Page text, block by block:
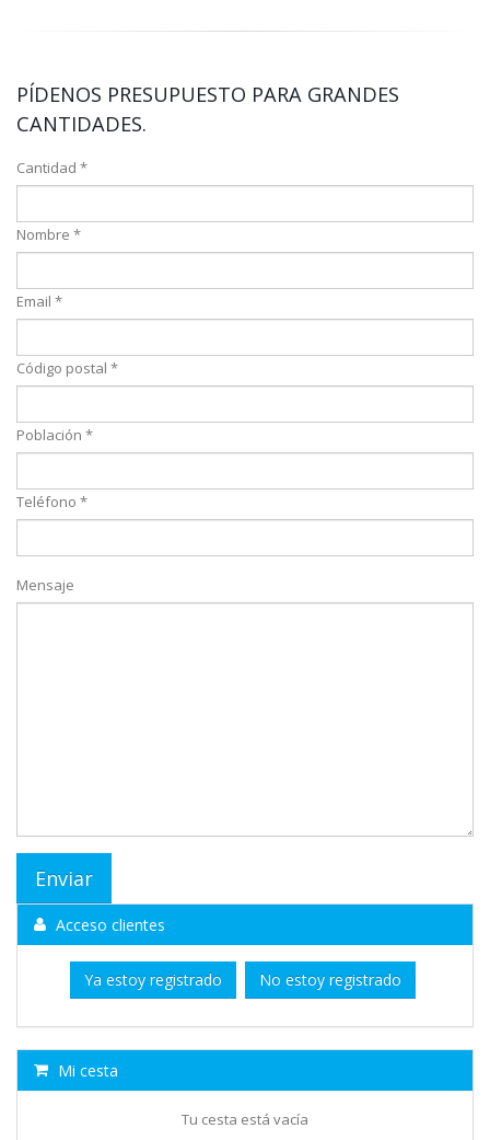
PÍDENOS PRESUPUESTO PARA GRANDES
CANTIDADES.
Cantidad *
Nombre *
Email *
Código postal *
Población *
Teléfono *
Mensaje
Acceso clientes
Ya estoy registrado No estoy registrado
Mi cesta
Tu cesta está vacía